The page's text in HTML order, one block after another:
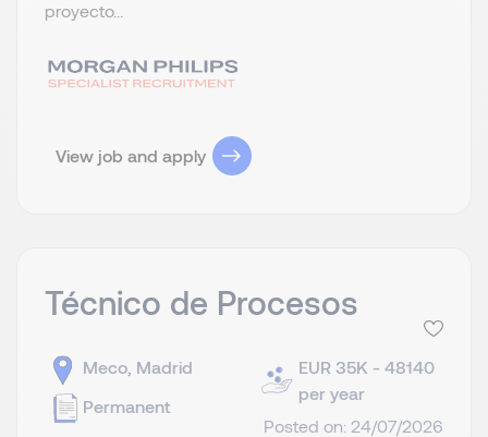
proyecto...
View job and apply
Técnico de Procesos
Meco, Madrid
Permanent
EUR 35K - 48140
per year
Posted on: 24/07/2026